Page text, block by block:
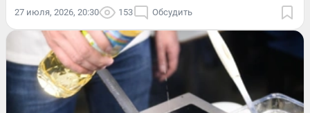
27 июля, 2026, 20:30 153 Обсудить